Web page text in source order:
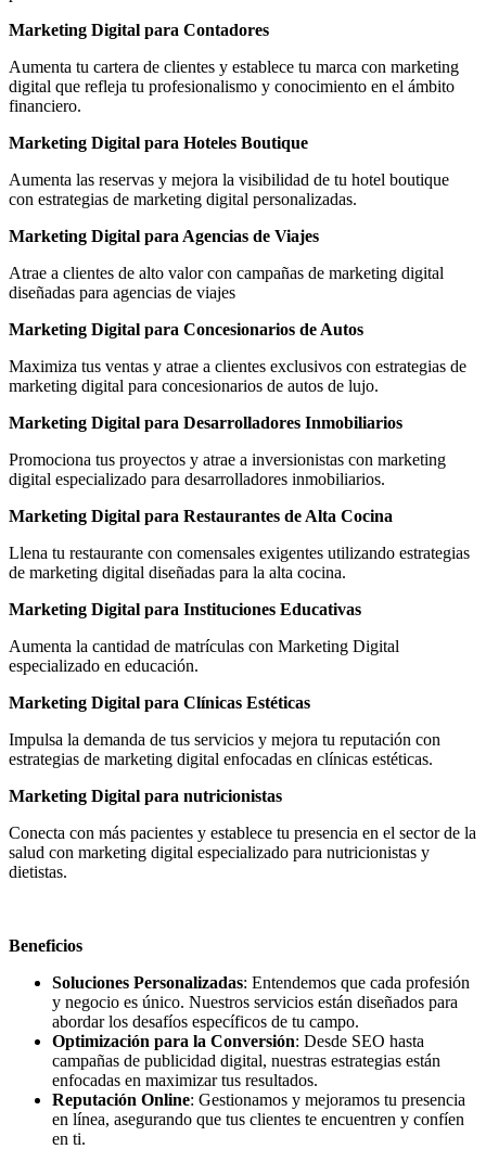
Marketing Digital para Contadores
Aumenta tu cartera de clientes y establece tu marca con marketing
digital que refleja tu profesionalismo y conocimiento en el ámbito
financiero.
Marketing Digital para Hoteles Boutique
Aumenta las reservas y mejora la visibilidad de tu hotel boutique
con estrategias de marketing digital personalizadas.
Marketing Digital para Agencias de Viajes
Atrae a clientes de alto valor con campañas de marketing digital
diseñadas para agencias de viajes
Marketing Digital para Concesionarios de Autos
Maximiza tus ventas y atrae a clientes exclusivos con estrategias de
marketing digital para concesionarios de autos de lujo.
Marketing Digital para Desarrolladores Inmobiliarios
Promociona tus proyectos y atrae a inversionistas con marketing
digital especializado para desarrolladores inmobiliarios.
Marketing Digital para Restaurantes de Alta Cocina
Llena tu restaurante con comensales exigentes utilizando estrategias
de marketing digital diseñadas para la alta cocina.
Marketing Digital para Instituciones Educativas
Aumenta la cantidad de matrículas con Marketing Digital
especializado en educación.
Marketing Digital para Clínicas Estéticas
Impulsa la demanda de tus servicios y mejora tu reputación con
estrategias de marketing digital enfocadas en clínicas estéticas.
Marketing Digital para nutricionistas
Conecta con más pacientes y establece tu presencia en el sector de la
salud con marketing digital especializado para nutricionistas y
dietistas.
Beneficios
Soluciones Personalizadas: Entendemos que cada profesión
y negocio es único. Nuestros servicios están diseñados para
abordar los desafíos específicos de tu campo.
Optimización para la Conversión: Desde SEO hasta
campañas de publicidad digital, nuestras estrategias están
enfocadas en maximizar tus resultados.
Reputación Online: Gestionamos y mejoramos tu presencia
en línea, asegurando que tus clientes te encuentren y confíen
en ti.